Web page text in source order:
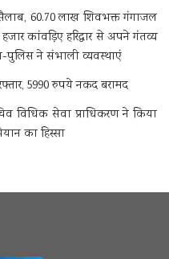
60.70 लाख शिवभक्त गंगाजल
कांवड़िए हरिद्वार से अपने गंतव्य
पुलिस ने संभाली व्यवस्थाएं
5990 रुपये नकद बरामद
विधिक सेवा प्राधिकरण ने किया
का हिस्सा